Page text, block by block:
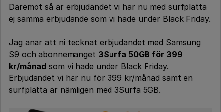
Däremot så är erbjudandet vi har nu med surfplatta
ej samma erbjudande som vi hade under Black Friday.
Jag anar att ni tecknat erbjudandet med Samsung
S9 och abonnemanget 3Surfa 50GB för 399
kr/månad som vi hade under Black Friday.
Erbjudandet vi har nu för 399 kr/månad samt en
surfplatta är nämligen med 3Surfa 5GB.